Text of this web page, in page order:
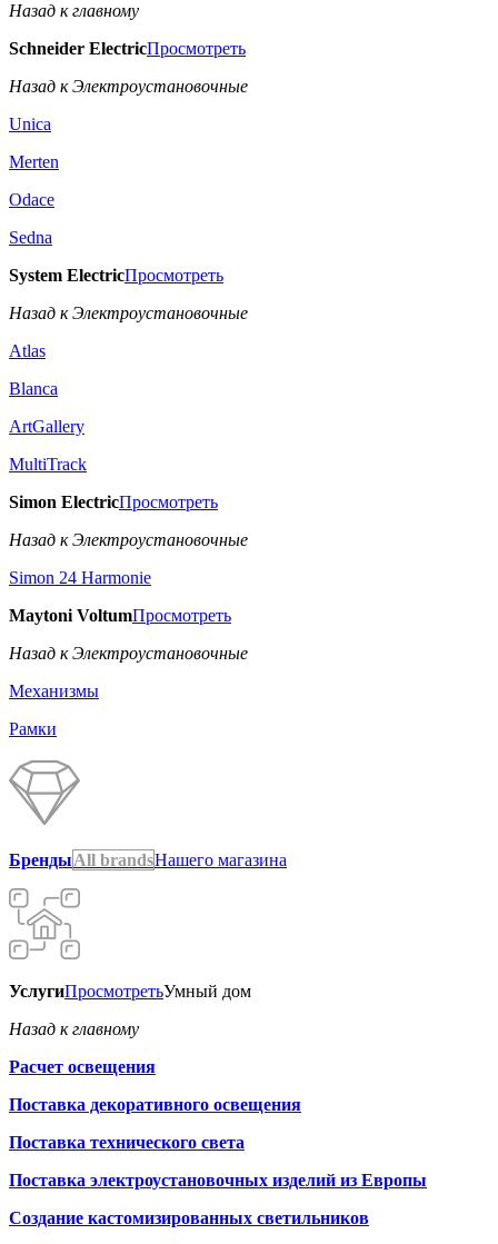
Назад к главному
Schneider ElectricПросмотреть
Назад к Электроустановочные
Unica
Merten
Odace
Sedna
System ElectricПросмотреть
Назад к Электроустановочные
Atlas
Blanca
ArtGallery
MultiTrack
Simon ElectricПросмотреть
Назад к Электроустановочные
Simon 24 Harmonie
Maytoni VoltumПросмотреть
Назад к Электроустановочные
Механизмы
Рамки
БрендыAll brandsНашего магазина
УслугиПросмотретьУмный дом
Назад к главному
Расчет освещения
Поставка декоративного освещения
Поставка технического света
Поставка электроустановочных изделий из Европы
Создание кастомизированных светильников